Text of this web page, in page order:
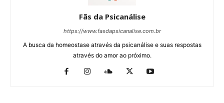
Fãs da Psicanálise
https://www.fasdapsicanalise.com.br
A busca da homeostase através da psicanálise e suas respostas
através do amor ao próximo.